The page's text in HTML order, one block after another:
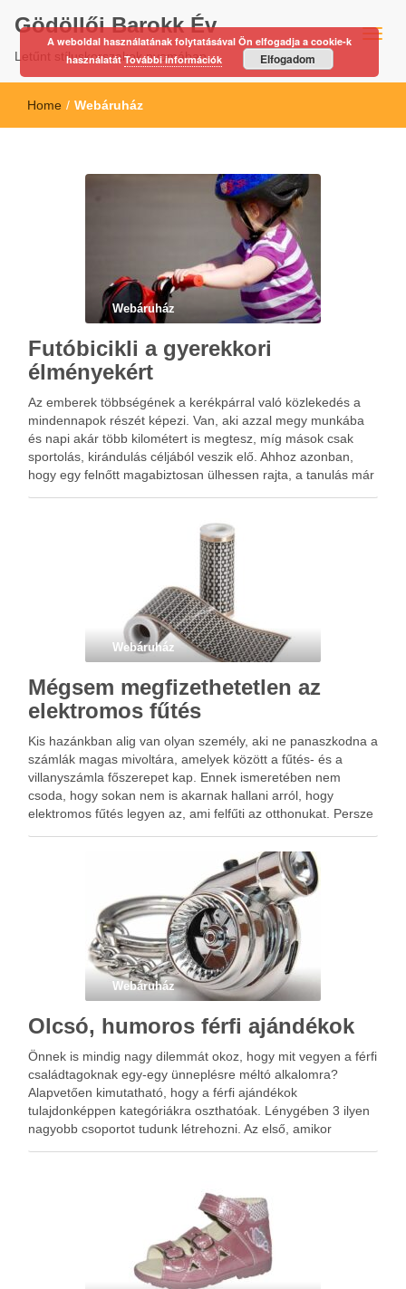
Gödöllői Barokk Év
Letűnt stíluskorszakok nyomában…
Home / Webáruház
Webáruház
Futóbicikli a gyerekkori
élményekért
Az emberek többségének a kerékpárral való közlekedés a
mindennapok részét képezi. Van, aki azzal megy munkába
és napi akár több kilométert is megtesz, míg mások csak
sportolás, kirándulás céljából veszik elő. Ahhoz azonban,
hogy egy felnőtt magabiztosan ülhessen rajta, a tanulás már
Webáruház
Mégsem megfizethetetlen az
elektromos fűtés
Kis hazánkban alig van olyan személy, aki ne panaszkodna a
számlák magas mivoltára, amelyek között a fűtés- és a
villanyszámla főszerepet kap. Ennek ismeretében nem
csoda, hogy sokan nem is akarnak hallani arról, hogy
elektromos fűtés legyen az, ami felfűti az otthonukat. Persze
Webáruház
Olcsó, humoros férfi ajándékok
Önnek is mindig nagy dilemmát okoz, hogy mit vegyen a férfi
családtagoknak egy-egy ünneplésre méltó alkalomra?
Alapvetően kimutatható, hogy a férfi ajándékok
tulajdonképpen kategóriákra oszthatóak. Lénygében 3 ilyen
nagyobb csoportot tudunk létrehozni. Az első, amikor
A weboldal használatának folytatásával Ön elfogadja a cookie-k
használatátTovábbi információk Elfogadom